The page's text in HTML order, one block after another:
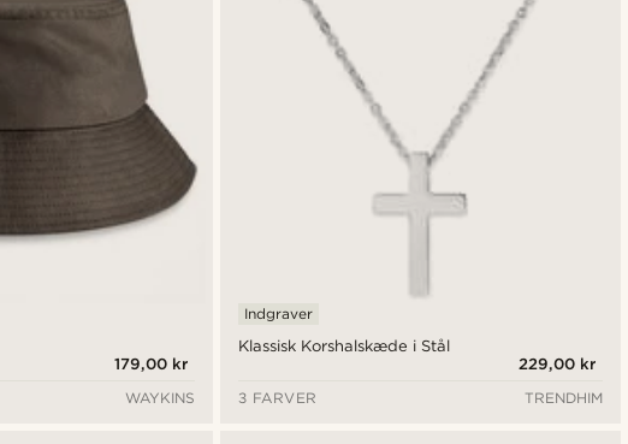
179,00 kr
WAYKINS
Klassisk Korshalskæde i Stål
Indgraver
229,00 kr
3 FARVER
TRENDHIM